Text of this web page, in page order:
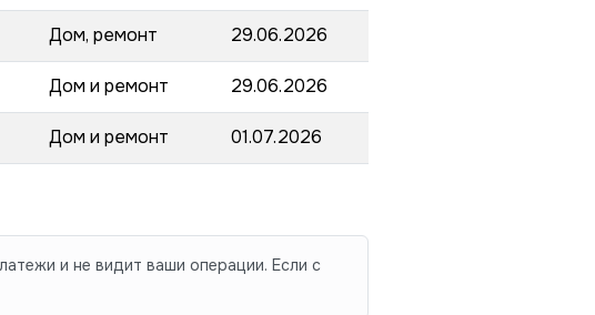
Дом, ремонт 29.06.2026
Дом и ремонт 29.06.2026
Дом и ремонт 01.07.2026
и не видит ваши операции. Если с